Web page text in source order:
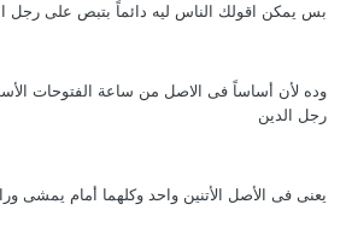
بس يمكن اقولك الناس ليه دائماً بتبص على رجل
وده لأن أساساً فى الاصل من ساعة الفتوحات
رجل الدين
يعنى فى الأصل الأتنين واحد وكلهما أمام يمشى